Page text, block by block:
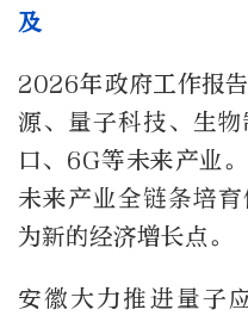
及
2026年政府工作报
源、量子科技、生
口、6G等未来产业
未来产业全链条培
为新的经济增长点。
安徽大力推进量子